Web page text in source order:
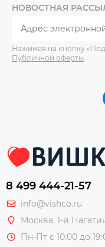
НОВОСТНАЯ
Нажимая на кнопку
Публичной оферты
8 499 444-21-57
info@vishco.ru
Москва, 1-й
Пн-Пт с 10:00 до